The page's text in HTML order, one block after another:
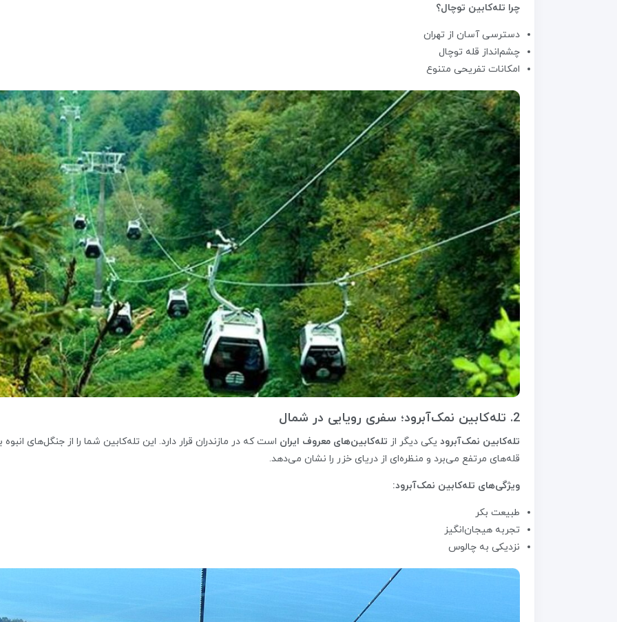
چرا تله‌کابین توچال؟
دسترسی آسان از تهران
چشم‌انداز قله توچال
امکانات تفریحی متنوع
2. تله‌کابین نمک‌آبرود؛ سفری رویایی در شمال
تله‌کابین نمک‌آبرود یکی دیگر از تله‌کابین‌های معروف ایران است که در مازندران قرار دارد. این تله‌کابین شما را از جنگل‌های انبوه
قله‌های مرتفع می‌برد و منظره‌ای از دریای خزر را نشان می‌دهد.
ویژگی‌های تله‌کابین نمک‌آبرود:
طبیعت بکر
تجربه هیجان‌انگیز
نزدیکی به چالوس